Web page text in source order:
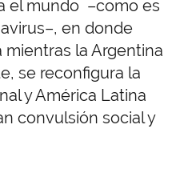
el mundo –como es
en donde
la Argentina
se reconfigura la
y América Latina
convulsión social y